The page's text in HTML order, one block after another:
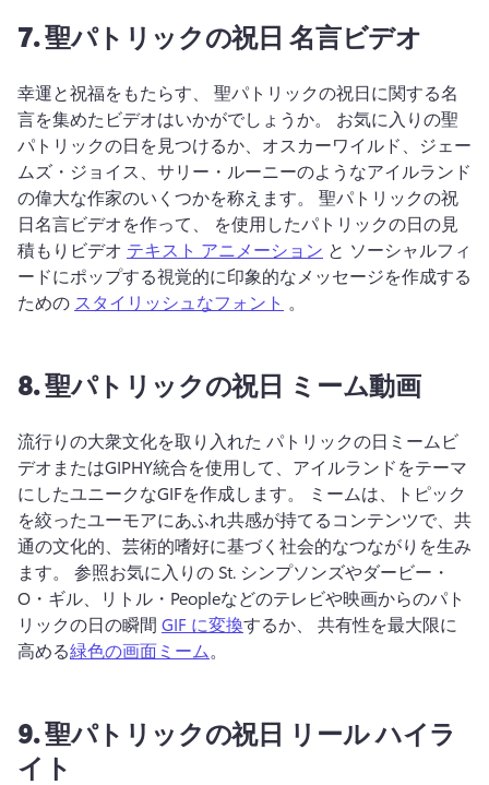
7.聖パトリックの祝日名言ビデオ
幸運と祝福をもたらす、 聖パトリックの祝日に関する名
言を集めたビデオはいかがでしょうか。 お気に入りの聖
パトリックの日を見つけるか、オスカーワイルド、ジェー
ムズ・ジョイス、サリー・ルーニーのようなアイルランド
の偉大な作家のいくつかを称えます。 聖パトリックの祝
日名言ビデオを作って、 を使用したパトリックの日の見
積もりビデオ テキスト アニメーション と ソーシャルフィ
ードにポップする視覚的に印象的なメッセージを作成する
ための スタイリッシュなフォント 。
8.聖パトリックの祝日 ミーム動画
流行りの大衆文化を取り入れた パトリックの日ミームビ
デオまたはGIPHY統合を使用して、アイルランドをテーマ
にしたユニークなGIFを作成します。
ミームは、トピック
を絞ったユーモアにあふれ共感が持てるコンテンツで、共
通の文化的、芸術的嗜好に基づく社会的なつながりを生み
ます。 参照お気に入りの St. シンプソンズやダービー・
O・ギル、リトル・Peopleなどのテレビや映画からのパト
リックの日の瞬間 GIF に変換するか、 共有性を最大限に
高める緑色の画面ミーム。
9.聖パトリックの祝日 リール ハイラ
イト